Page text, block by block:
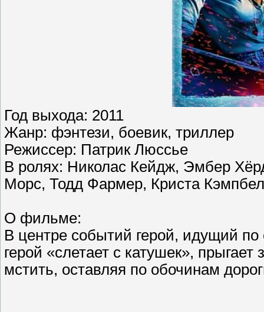
Год выхода: 2011
Жанр: фэнтези, боевик, триллер
Режиссер: Патрик Люссье
В ролях: Николас Кейдж, Эмбер
Морс, Тодд Фармер, Криста
О фильме:
В центре событий герой, идущий
герой «слетает с катушек»,
мстить, оставляя по обочинам